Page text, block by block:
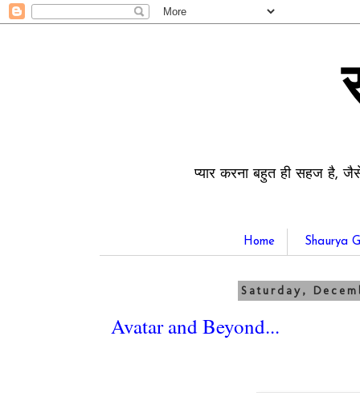
प्यार करना बहुत ही सहज है,
Home Shaurya
Saturday,
Avatar and Beyond...